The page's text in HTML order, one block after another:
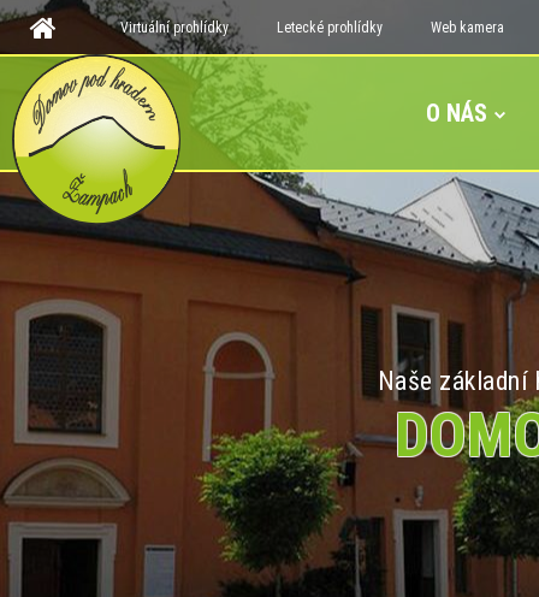
Virtuální prohlídky Letecké prohlídky Web kamera
O NÁS
Naše